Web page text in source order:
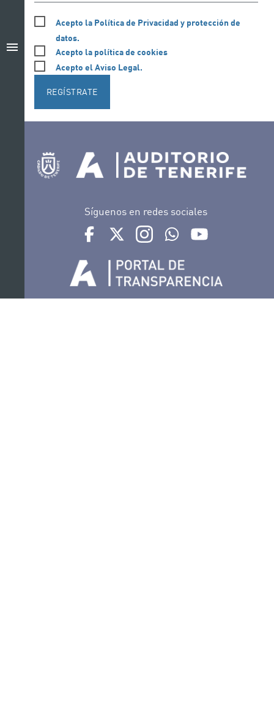
menu
Acepto la Política de Privacidad y protección de
datos.
Acepto la política de cookies
Acepto el Aviso Legal.
REGÍSTRATE
Síguenos en redes sociales
Ir a perfil de Auditorio de Tenerife en Facebook
Ir a perfil de Auditorio de Tenerife en
Ir a perfil de Auditorio de
Ir al Boletín Whatsapp